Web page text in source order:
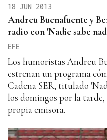
18 JUN 2013
Andreu Buenafuente y
radio con 'Nadie sabe
EFE
Los humoristas Andreu
estrenan un programa
Cadena SER, titulado
los domingos por la
propia emisora.